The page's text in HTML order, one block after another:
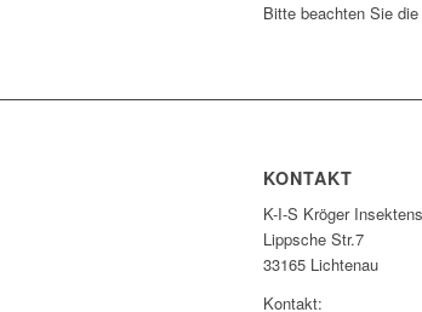
Bitte beachten Sie
KONTAKT
K-I-S Kröger
Lippsche Str.7
33165 Lichtenau
Kontakt: